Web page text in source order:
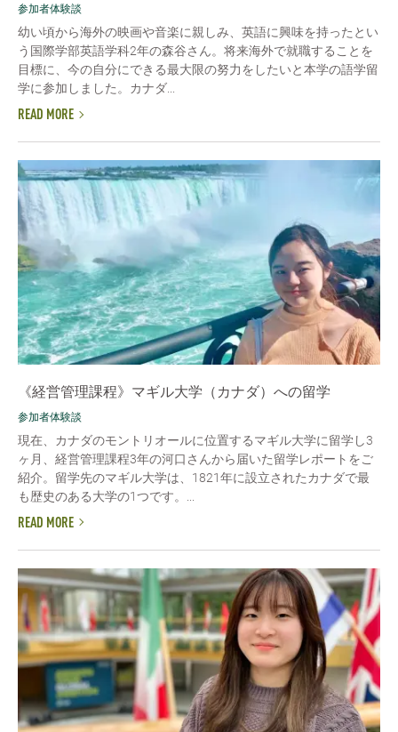
参加者体験談
幼い頃から海外の映画や音楽に親しみ、英語に興味を持ったとい
う国際学部英語学科2年の森谷さん。将来海外で就職することを
目標に、今の自分にできる最大限の努力をしたいと本学の語学留
学に参加しました。カナダ...
READ MORE
《経営管理課程》マギル大学（カナダ）への留学
参加者体験談
現在、カナダのモントリオールに位置するマギル大学に留学し3
ヶ月、経営管理課程3年の河口さんから届いた留学レポートをご
紹介。留学先のマギル大学は、1821年に設立されたカナダで最
も歴史のある大学の1つです。...
READ MORE